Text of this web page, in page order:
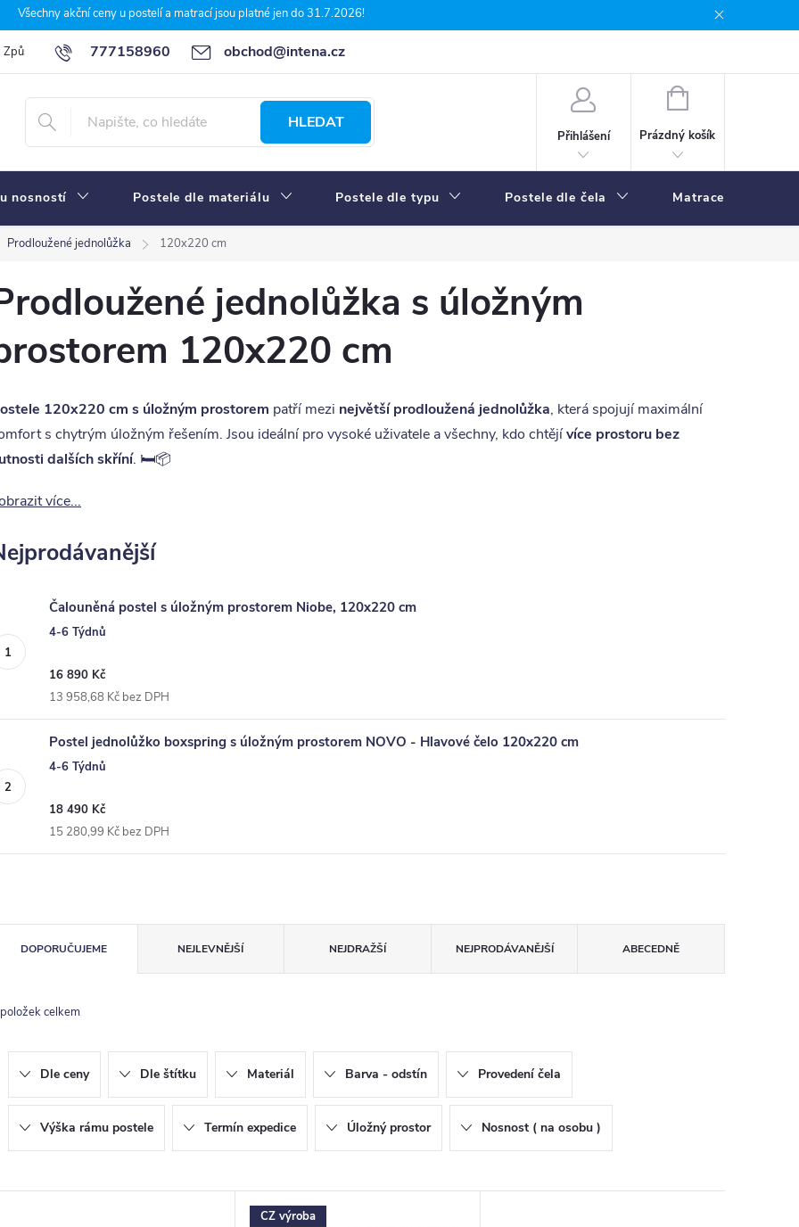
Všechny akční ceny u postelí a matrací jsou platné jen do 31.7.2026!
777158960 obchod@intena.cz
Způsoby a ceny dopravy 7 důvodů, proč nakupit u Intena nábytek
HLEDAT
Přihlášení
NÁKUPNÍ
Prázdný košík
nosností Postele dle materiálu Postele dle typu Postele dle čela Matrace
Prodloužené jednolůžka 120x220 cm
jednolůžka s úložným
120x220 cm
120x220 cm s úložným prostorem patří mezi největší prodloužená jednolůžka, která spojují maximální
s chytrým úložným řešením. Jsou ideální pro vysoké uživatele a všechny, kdo chtějívíce prostoru bez
dalších skříní. 🛏️📦
více...
Čalouněná postel s úložným prostorem Niobe, 120x220 cm
4-6 Týdnů
16 890 Kč
13 958,68 Kč bez DPH
Postel jednolůžko boxspring s úložným prostorem NOVO - Hlavové čelo 120x220 cm
4-6 Týdnů
18 490 Kč
15 280,99 Kč bez DPH
DOPORUČUJEME NEJLEVNĚJŠÍ NEJDRAŽŠÍ NEJPRODÁVANĚJŠÍ ABECEDNĚ
položek celkem
Dle ceny Dle štítku Materiál Barva - odstín Provedení čela
Výška rámu postele Termín expedice Úložný prostor Nosnost ( na osobu )
CZ výroba